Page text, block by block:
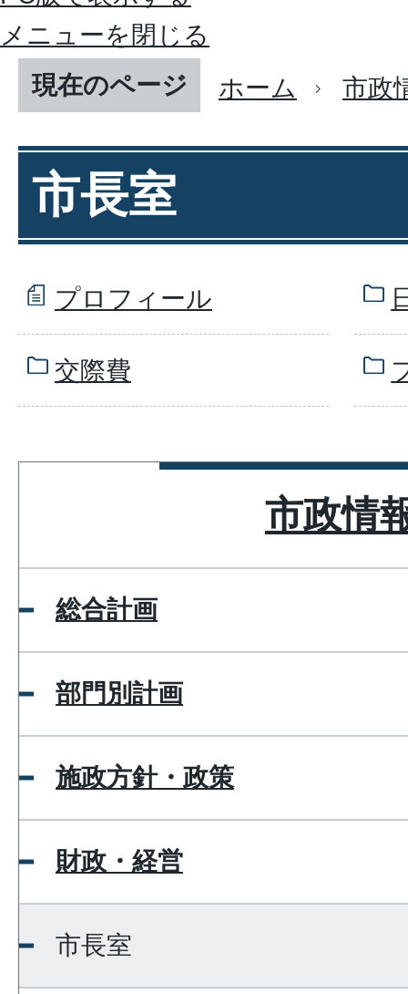
メニューを閉じる
現在のページ
ホーム 市政
市長室
プロフィール
交際費
市政情
総合計画
部門別計画
施政方針・政策
財政・経営
市長室